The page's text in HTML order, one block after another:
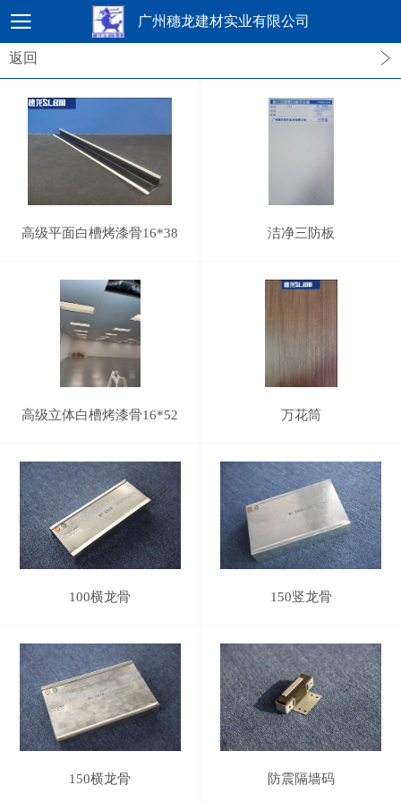
广州穗龙建材实业有限公司
返回
高级平面白槽烤漆骨16*38 洁净三防板
高级立体白槽烤漆骨16*52 万花筒
100横龙骨 150竖龙骨
150横龙骨 防震隔墙码